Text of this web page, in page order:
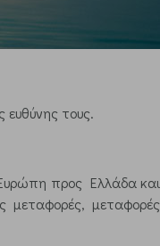
ευθύνης τους.
Ευρώπη προς Ελλάδα και
μεταφορές, μεταφορές